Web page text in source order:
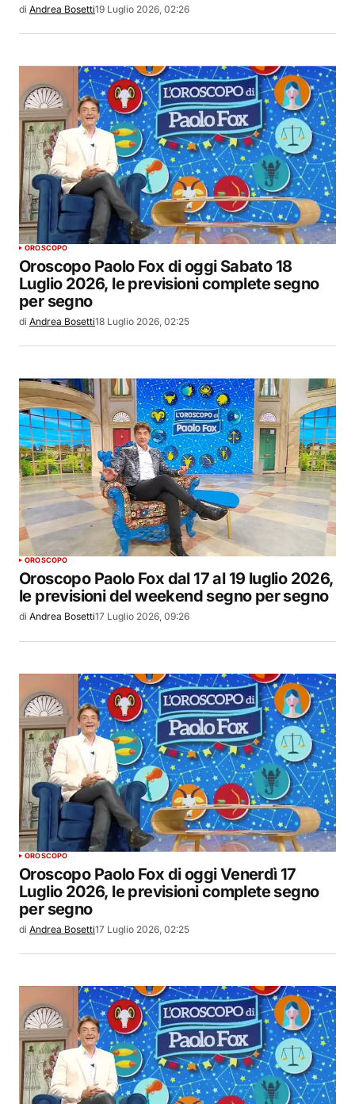
di Andrea Bosetti19 Luglio 2026, 02:26
OROSCOPO
Oroscopo Paolo Fox di oggi Sabato 18
Luglio 2026, le previsioni complete segno
per segno
di Andrea Bosetti18 Luglio 2026, 02:25
OROSCOPO
Oroscopo Paolo Fox dal 17 al 19 luglio 2026,
le previsioni del weekend segno per segno
di Andrea Bosetti17 Luglio 2026, 09:26
OROSCOPO
Oroscopo Paolo Fox di oggi Venerdì 17
Luglio 2026, le previsioni complete segno
per segno
di Andrea Bosetti17 Luglio 2026, 02:25